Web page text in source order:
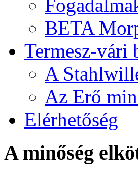
BETA
Termesz-vári
A
Az Erő
Elérhetőség
A minőség